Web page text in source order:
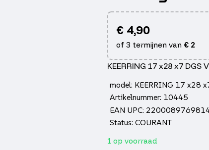
€4,90
of 3 termijnen van €2
KEERRING 17 x28 x7 DGS
model: KEERRING 17 x28
Artikelnummer: 10445
EAN UPC:
Status: COURANT
1 op voorraad